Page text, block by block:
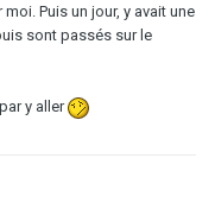
Puis un jour, y avait une
sont passés sur le
y aller